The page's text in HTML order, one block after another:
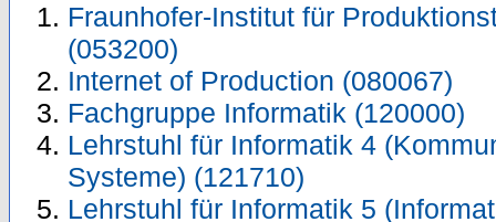
Fraunhofer-Institut für
(053200)
Internet of Production (080067)
Fachgruppe Informatik (120000)
Lehrstuhl für Informatik 4
Systeme) (121710)
Lehrstuhl für Informatik 5